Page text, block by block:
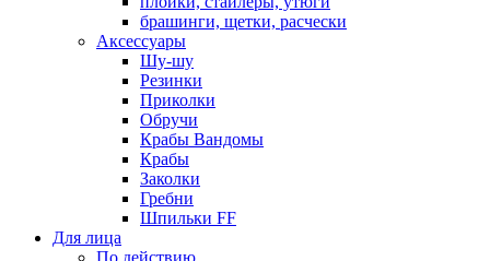
брашинги, щетки, расчески
Аксессуары
Шу-шу
Резинки
Приколки
Обручи
Крабы Вандомы
Крабы
Заколки
Гребни
Шпильки FF
Для лица
По действию